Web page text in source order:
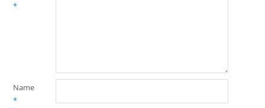
*
Name
*